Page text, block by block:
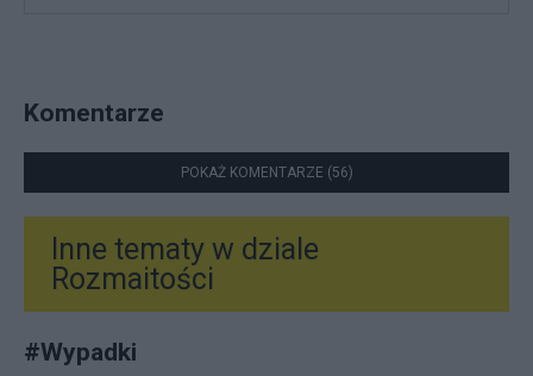
Komentarze
POKAŻ KOMENTARZE (56)
Inne tematy w dziale
Rozmaitości
#Wypadki